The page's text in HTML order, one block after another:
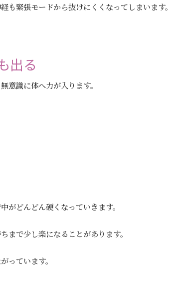
も緊張モードから抜けにくくなってしまいます。
出る
意識に体へ力が入ります。
がどんどん硬くなっていきます。
まで少し楽になることがあります。
っています。